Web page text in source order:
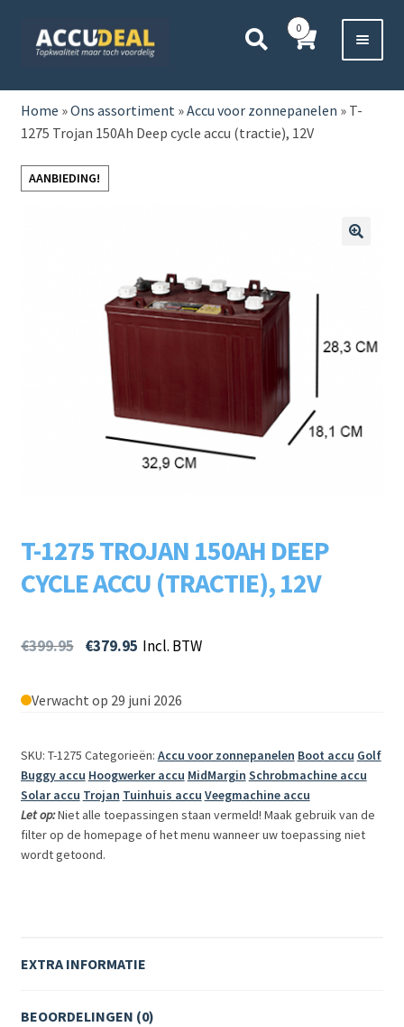
door
naar
direct
naar
HOME
AUTO
BOOT
VRACHTWAGEN
LADERS & ACCESSOIRES
Home »Ons assortiment»Accu voor zonnepanelen » T-
1275 Trojan 150Ah Deep cycle accu (tractie), 12V
AANBIEDING!
T-1275 TROJAN 150AH DEEP
CYCLE ACCU (TRACTIE), 12V
€399.95 €379.95 Incl. BTW
Verwacht op 29 juni 2026
SKU: T-1275 Categorieën: Accu voor zonnepanelen Boot accu Golf
Buggy accu Hoogwerker accu MidMargin Schrobmachine accu
Solar accu Trojan Tuinhuis accu Veegmachine accu
Let op:Niet alle toepassingen staan vermeld! Maak gebruik van de
filter op de homepage of het menu wanneer uw toepassing niet
wordt getoond.
EXTRA INFORMATIE
BEOORDELINGEN (0)
0